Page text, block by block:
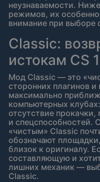
неузнаваемости.
режимов, их
внимание при выборе
Classic:
истокам CS
Мод Classic — это
сторонних плагинов
максимально
компьютерных
отсутствие
и спецспособностей.
«чистым» Classic
обозначают
близок к оригиналу.
составляющую и
лишних механик —
Classic.